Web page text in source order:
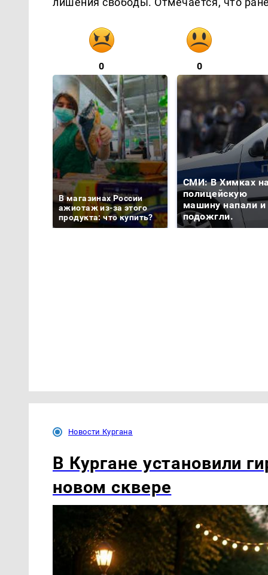
0 0
В магазинах России
ажиотаж из-за этого
продукта: что купить?
СМИ: В Химках
полицейскую
машину напали и
подожгли.
Новости Кургана
В Кургане установили
новом сквере